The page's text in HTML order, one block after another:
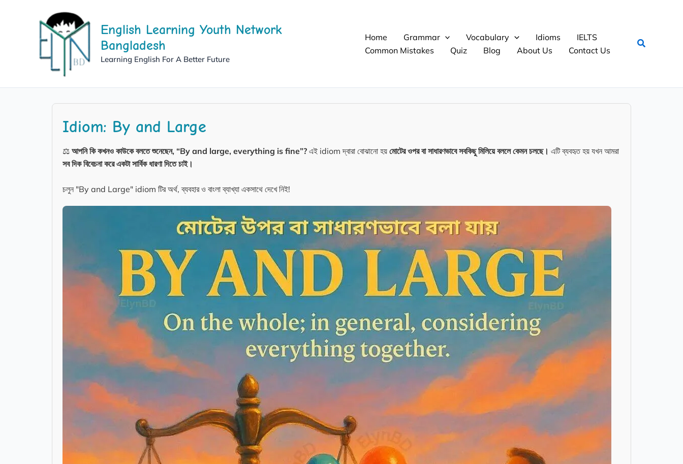
English Learning Youth Network
Bangladesh
Learning English For A Better Future
Home Grammar Vocabulary Idioms
IELTS
Common Mistakes
Quiz Blog About Us Contact Us
Search
Idiom: By and Large
⚖️ আপনি কি কখনও কাউকে বলতে শুনেছেন, “By and large, everything is fine”? এই idiom দ্বারা বোঝানো হয় মোটের ওপর বা সাধারণভাবে সবকিছু মিলিয়ে বললে কেমন চলছে। এটি ব্যবহৃত হয় যখন আমরা
সব দিক বিবেচনা করে একটা সার্বিক ধারণা দিতে চাই।
চলুন "By and Large" idiom টির অর্থ, ব্যবহার ও বাংলা ব্যাখ্যা একসাথে দেখে নিই!